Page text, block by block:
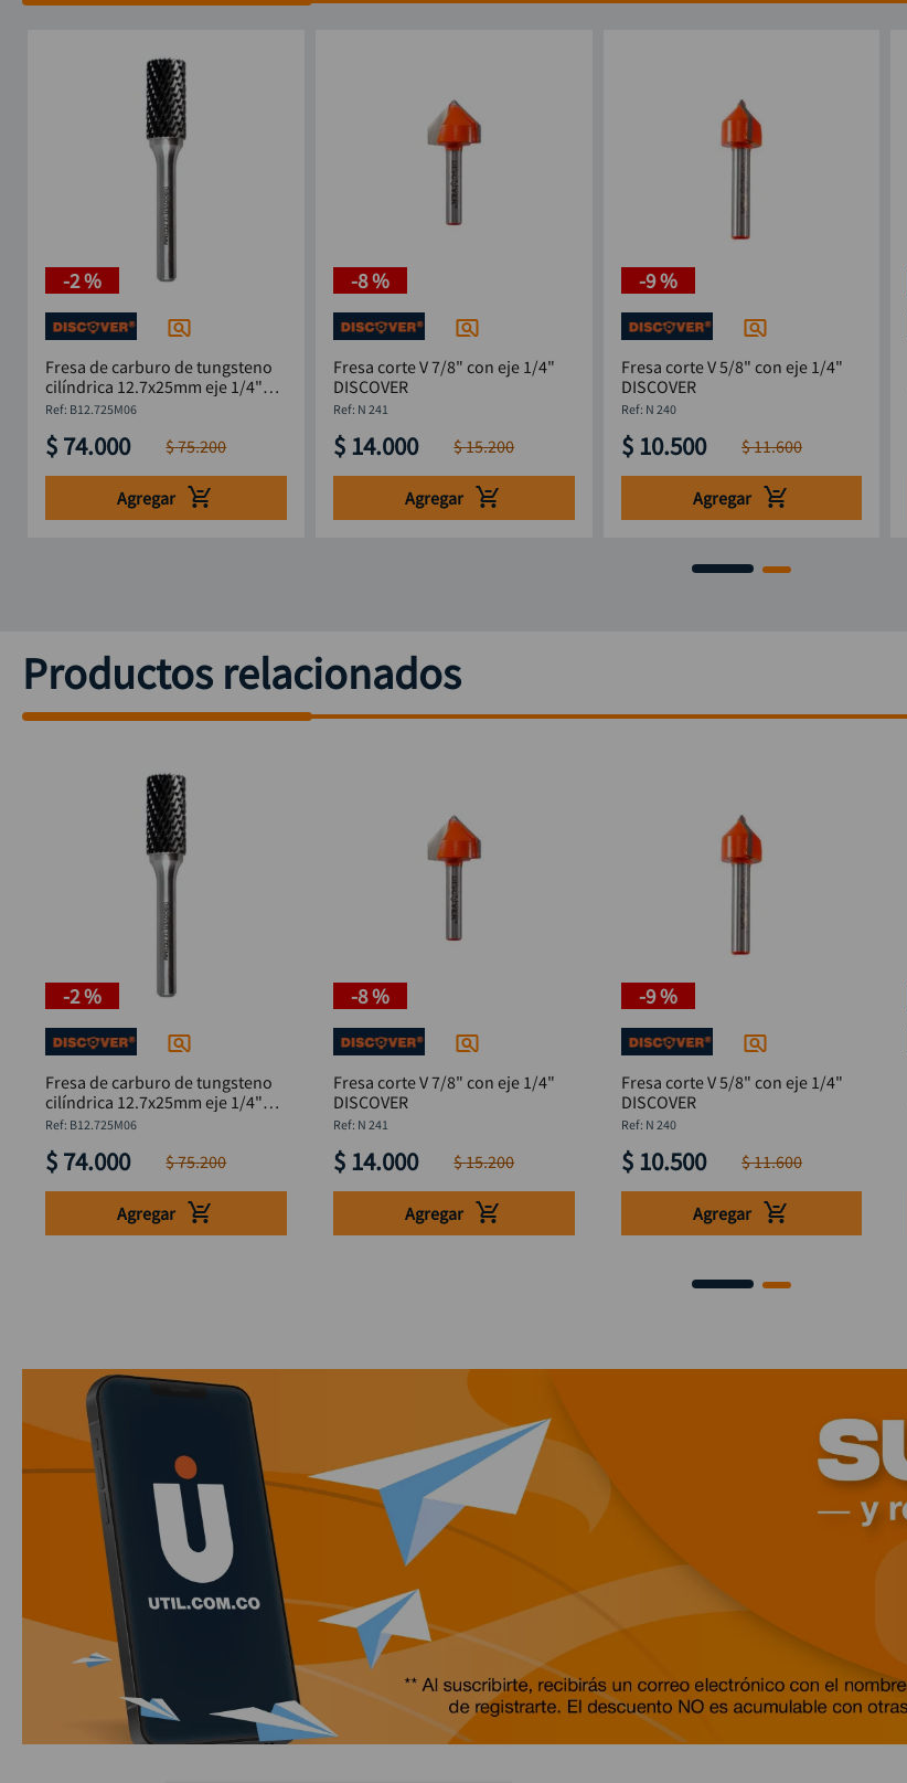
-2 %
Fresa de carburo de tungsteno
cilíndrica 12.7x25mm eje 1/4"
DISCOVER
: B12.725M06
$ 74.000 $75.200
Agregar
-8 %
Fresa corte V 7/8" con eje 1/4"
DISCOVER
: N 241
$ 14.000 $15.200
Agregar
-9 %
Fresa corte V 5/8" con eje 1/4"
DISCOVER
: N 240
$ 10.500 $11.600
Agregar
Productos relacionados
-2 %
Fresa de carburo de tungsteno
cilíndrica 12.7x25mm eje 1/4"
DISCOVER
: B12.725M06
$ 74.000 $75.200
Agregar
-8 %
Fresa corte V 7/8" con eje 1/4"
DISCOVER
: N 241
$ 14.000 $15.200
Agregar
-9 %
Fresa corte V 5/8" con eje 1/4"
DISCOVER
: N 240
$ 10.500 $11.600
Agregar